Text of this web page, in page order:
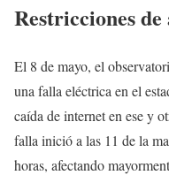
Restricciones
El 8 de mayo, el
una falla eléctrica en el
caída de internet en ese y
falla inició a las 11 de la
horas, afectando